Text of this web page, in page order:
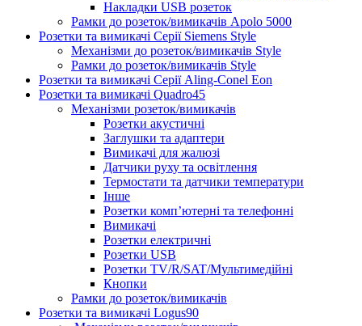
Накладки USB розеток
Рамки до розеток/вимикачів Apolo 5000
Розетки та вимикачі Серії Siemens Style
Механізми до розеток/вимикачів Style
Рамки до розеток/вимикачів Style
Розетки та вимикачі Серії Aling-Conel Eon
Розетки та вимикачі Quadro45
Механізми розеток/вимикачів
Розетки акустичні
Заглушки та адаптери
Вимикачі для жалюзі
Датчики руху та освітлення
Термостати та датчики температури
Інше
Розетки комп’ютерні та телефонні
Вимикачі
Розетки електричні
Розетки USB
Розетки TV/R/SAT/Мультимедійні
Кнопки
Рамки до розеток/вимикачів
Розетки та вимикачі Logus90